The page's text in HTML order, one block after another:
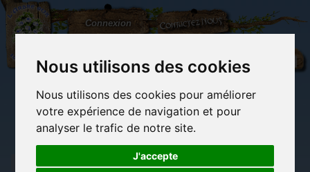
Nous utilisons des cookies
Nous utilisons des cookies pour améliorer
votre expérience de navigation et pour
analyser le trafic de notre site.
J'accepte
L'Arbre
aux
100.000
Connexion Contactez-nous
(vide)